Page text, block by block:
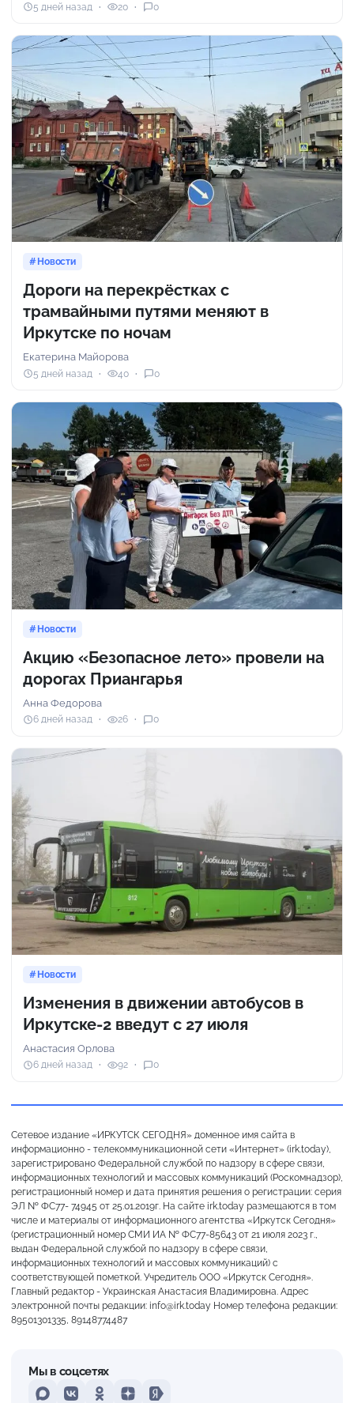
5 дней назад 20 0
Новости
Дороги на перекрёстках с
трамвайными путями меняют в
Иркутске по ночам
Екатерина Майорова
5 дней назад 40 0
Новости
Акцию «Безопасное лето» провели на
дорогах Приангарья
Анна Федорова
6 дней назад 26 0
Новости
Изменения в движении автобусов в
Иркутске-2 введут с 27 июля
Анастасия Орлова
6 дней назад 92 0
Сетевое издание «ИРКУТСК СЕГОДНЯ» доменное имя сайта в
информационно - телекоммуникационной сети «Интернет» (irk.today),
зарегистрировано Федеральной службой по надзору в сфере связи,
информационных технологий и массовых коммуникаций (Роскомнадзор),
регистрационный номер и дата принятия решения о регистрации: серия
ЭЛ № ФС77- 74945 от 25.01.2019г. На сайте irk.today размещаются в том
числе и материалы от информационного агентства «Иркутск Сегодня»
(регистрационный номер СМИ ИА № ФС77-85643 от 21 июля 2023 г.,
выдан Федеральной службой по надзору в сфере связи,
информационных технологий и массовых коммуникаций) с
соответствующей пометкой. Учредитель ООО «Иркутск Сегодня».
Главный редактор - Украинская Анастасия Владимировна. Адрес
электронной почты редакции: info@irk.today Номер телефона редакции:
89501301335, 89148774487
Мы в соцсетях